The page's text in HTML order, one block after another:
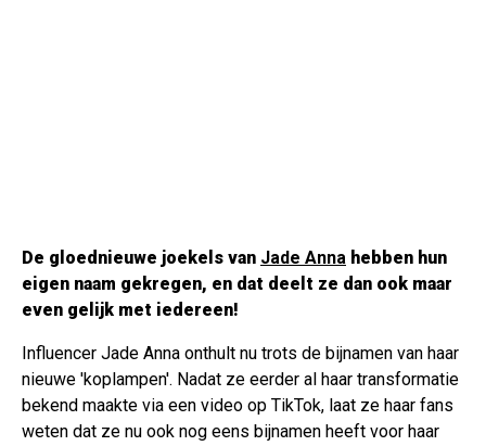
De gloednieuwe joekels van Jade Anna hebben hun
eigen naam gekregen, en dat deelt ze dan ook maar
even gelijk met iedereen!
Influencer Jade Anna onthult nu trots de bijnamen van haar
nieuwe 'koplampen'. Nadat ze eerder al haar transformatie
bekend maakte via een video op TikTok, laat ze haar fans
weten dat ze nu ook nog eens bijnamen heeft voor haar